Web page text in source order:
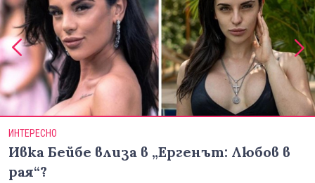
ИНТЕРЕСНО
Ивка Бейбе влиза в „Ергенът: Любов в
рая“?